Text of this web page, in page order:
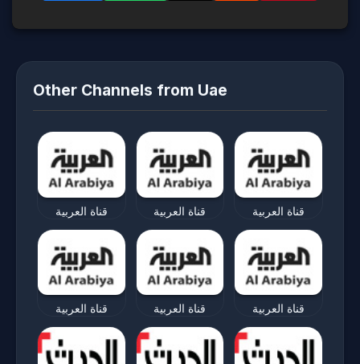
Other Channels from Uae
قناة العربية قناة العربية قناة العربية
قناة العربية قناة العربية قناة العربية